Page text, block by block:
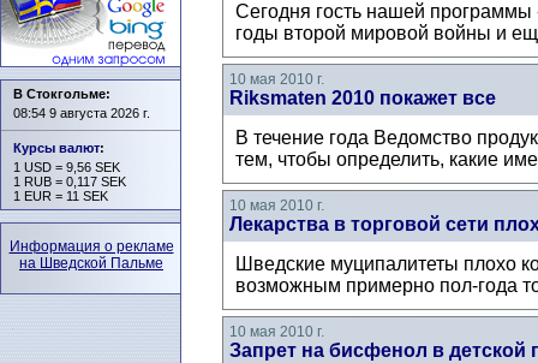
Сегодня гость нашей
годы второй мировой войны и
10 мая 2010 г.
Riksmaten 2010 покажет все
В течение года Ведомство
тем, чтобы определить, какие
10 мая 2010 г.
Лекарства в торговой сети
Шведские муципалитеты плохо
возможным примерно пол-года
10 мая 2010 г.
Запрет на бисфенол в детской
В Стокгольме:
08:54 9 августа 2026 г.
Курсы валют:
1 USD = 9,56 SEK
1 RUB = 0,117 SEK
1 EUR = 11 SEK
Информация о рекламе
на Шведской Пальме